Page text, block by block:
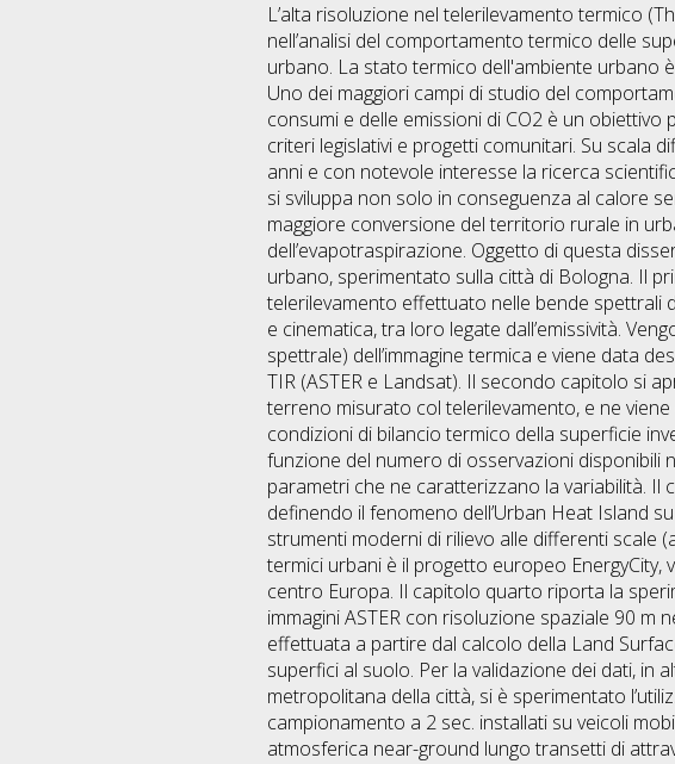
L’alta risoluzione nel telerilevamento termico
nell’analisi del comportamento termico delle
urbano. La stato termico dell'ambiente urbano
Uno dei maggiori campi di studio del
consumi e delle emissioni di CO2 è un
criteri legislativi e progetti comunitari. Su scala
anni e con notevole interesse la ricerca
si sviluppa non solo in conseguenza al calore
maggiore conversione del territorio rurale in
dell’evapotraspirazione. Oggetto di questa
urbano, sperimentato sulla città di Bologna. Il
telerilevamento effettuato nelle bende spettrali
e cinematica, tra loro legate dall’emissività.
spettrale) dell’immagine termica e viene data
TIR (ASTER e Landsat). Il secondo capitolo si
terreno misurato col telerilevamento, e ne
condizioni di bilancio termico della superficie
funzione del numero di osservazioni disponibili
parametri che ne caratterizzano la variabilità.
definendo il fenomeno dell’Urban Heat Island
strumenti moderni di rilievo alle differenti scale
termici urbani è il progetto europeo
centro Europa. Il capitolo quarto riporta la
immagini ASTER con risoluzione spaziale 90 m
effettuata a partire dal calcolo della Land
superfici al suolo. Per la validazione dei dati, in
metropolitana della città, si è sperimentato
campionamento a 2 sec. installati su veicoli
atmosferica near-ground lungo transetti di